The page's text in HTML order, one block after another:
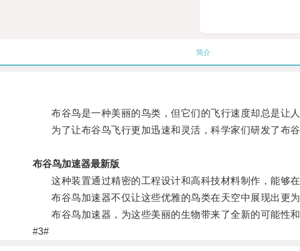
简介
布谷鸟是一种美丽的鸟类，但它们的飞行速度却总是让人
为了让布谷鸟飞行更加迅速和灵活，科学家们研发了布谷
布谷鸟加速器最新版
这种装置通过精密的工程设计和高科技材料制作，能够在
布谷鸟加速器不仅让这些优雅的鸟类在天空中展现出更为
布谷鸟加速器，为这些美丽的生物带来了全新的可能性和
#3#